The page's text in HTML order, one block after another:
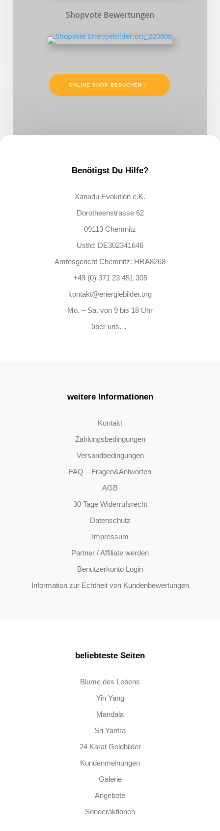
Shopvote Bewertungen
ONLINE SHOP BESUCHEN
Benötigst Du Hilfe?
Xanadu Evolution e.K.
Dorotheenstrasse 62
09113 Chemnitz
UstId: DE302341646
Amtesgericht Chemnitz: HRA8268
+49 (0) 371 23 451 305
kontakt@energiebilder.org
Mo. – Sa. von 9 bis 18 Uhr
über uns…
weitere Informationen
Kontakt
Zahlungsbedingungen
Versandbedingungen
FAQ – Fragen&Antworten
AGB
30 Tage Widerrufsrecht
Datenschutz
Impressum
Partner / Affiliate werden
Benutzerkonto Login
Information zur Echtheit von Kundenbewertungen
beliebteste Seiten
Blume des Lebens
Yin Yang
Mandala
Sri Yantra
24 Karat Goldbilder
Kundenmeinungen
Galerie
Angebote
Sonderaktionen